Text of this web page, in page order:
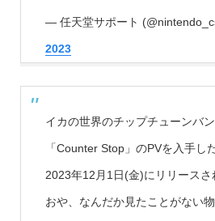
— 任天堂サポート
2023
イカの世界のチップチューンバ
「Counter Stop」のPVを入手し
2023年12月1日(金)にリリースさ
おや、なんだか見たことがない